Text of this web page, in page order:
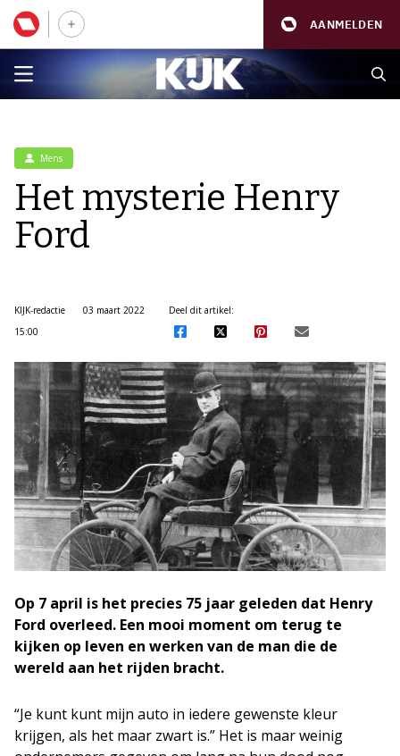
AANMELDEN
Mens
Het mysterie Henry
Ford
KIJK-redactie
03 maart 2022
15:00
Deel dit artikel:
Op 7 april is het precies 75 jaar geleden dat Henry
Ford overleed. Een mooi moment om terug te
kijken op leven en werken van de man die de
wereld aan het rijden bracht.
“Je kunt kunt mijn auto in iedere gewenste kleur
krijgen, als het maar zwart is.” Het is maar weinig